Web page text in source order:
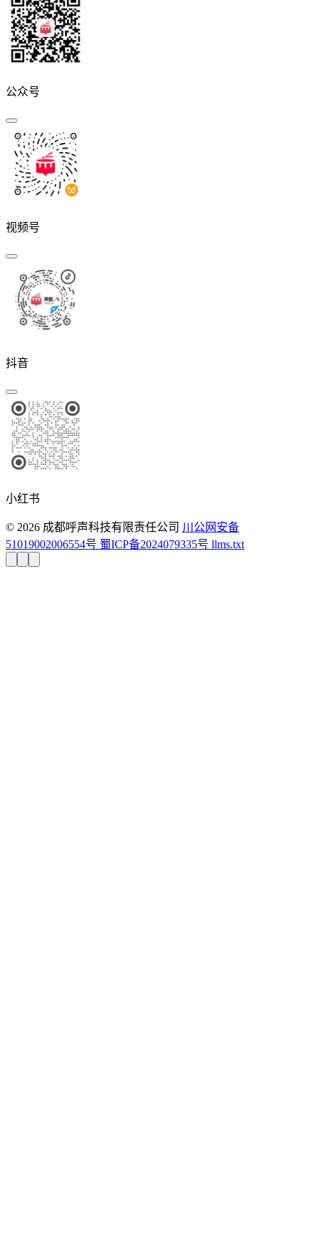
公众号
视频号
抖音
小红书
© 2026 成都呼声科技有限责任公司 川公网安备
51019002006554号 蜀ICP备2024079335号 llms.txt